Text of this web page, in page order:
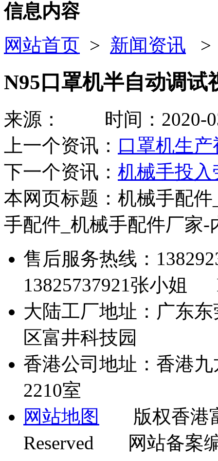
信息内容
网站首页 > 新闻资讯
N95口罩机半自动调试
来源： 时间：2020-
上一个资讯： 口罩机生产
下一个资讯： 机械手投
本网页标题：机械手配
手配件_机械手配件厂家-
售后服务热线：
13825737921张小姐
大陆工厂地址：广东
区富井科技园
香港公司地址：香港
2210室
网站地图
版权香港富
Reserved 网站备案